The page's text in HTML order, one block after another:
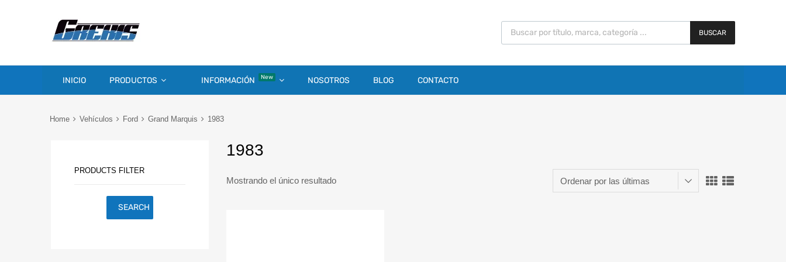
BUSCAR
INICIO PRODUCTOS INFORMACIÓN New NOSOTROS BLOG CONTACTO
Home Vehículos Ford Grand Marquis 1983
1983
Mostrando el único resultado
PRODUCTS FILTER
SEARCH